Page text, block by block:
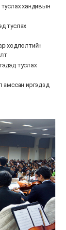
хандивын
туслах
хөдлөлтийн
туслах
амссан иргэдэд